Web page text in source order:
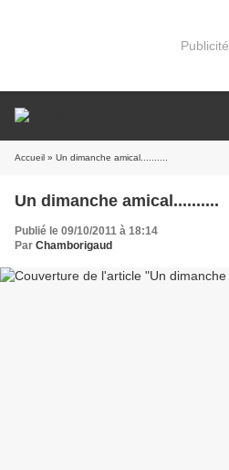
Publicité
Accueil » Un dimanche amical..........
Un dimanche amical..........
Publié le 09/10/2011 à 18:14
Par Chamborigaud